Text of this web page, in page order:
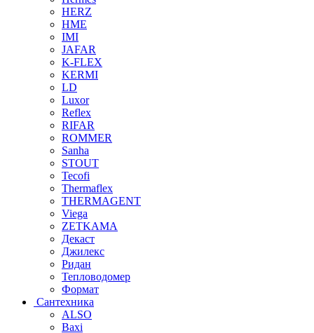
HERZ
HME
IMI
JAFAR
K-FLEX
KERMI
LD
Luxor
Reflex
RIFAR
ROMMER
Sanha
STOUT
Tecofi
Thermaflex
THERMAGENT
Viega
ZETKAMA
Декаст
Джилекс
Ридан
Тепловодомер
Формат
Сантехника
ALSO
Baxi